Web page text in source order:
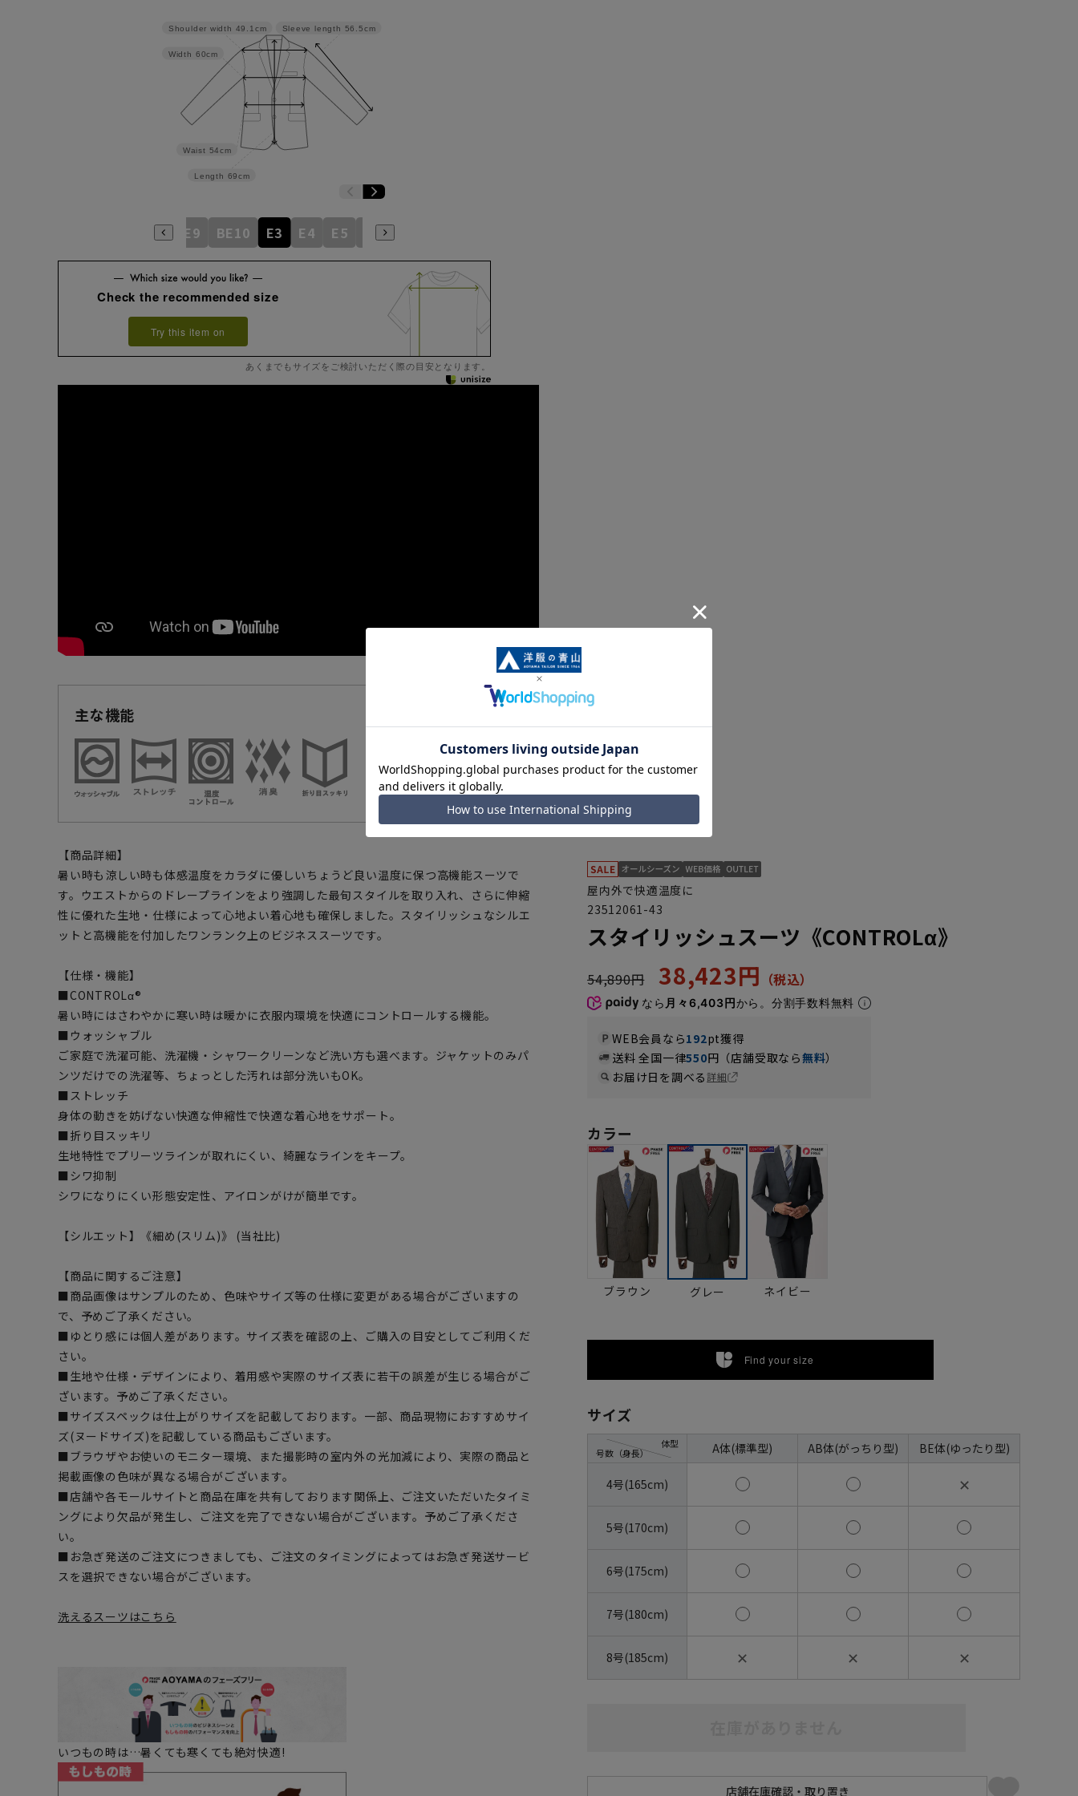
Sleeve length 56.5cm
Length 69cm
Waist 54cm
Width 60cm
Shoulder width 49.1cm
BE8 BE9 BE10 E3 E4 E5 E6
Check the recommended size
Try this item on
あくまでもサイズをご検討いただく際の目安となります。
主な機能
【商品詳細】
暑い時も涼しい時も体感温度をカラダに優しいちょうど良い温度に保つ高機能スーツで
す。ウエストからのドレープラインをより強調した最旬スタイルを取り入れ、さらに伸縮
性に優れた生地・仕様によって心地よい着心地も確保しました。スタイリッシュなシルエ
ットと高機能を付加したワンランク上のビジネススーツです。
【仕様・機能】
■CONTROLα®
暑い時にはさわやかに寒い時は暖かに衣服内環境を快適にコントロールする機能。
■ウォッシャブル
ご家庭で洗濯可能、洗濯機・シャワークリーンなど洗い方も選べます。ジャケットのみパ
ンツだけでの洗濯等、ちょっとした汚れは部分洗いもOK。
■ストレッチ
身体の動きを妨げない快適な伸縮性で快適な着心地をサポート。
■折り目スッキリ
生地特性でプリーツラインが取れにくい、綺麗なラインをキープ。
■シワ抑制
シワになりにくい形態安定性、アイロンがけが簡単です。
【シルエット】《細め(スリム)》 (当社比)
【商品に関するご注意】
■商品画像はサンプルのため、色味やサイズ等の仕様に変更がある場合がございますの
で、予めご了承ください。
■ゆとり感には個人差があります。サイズ表を確認の上、ご購入の目安としてご利用くだ
さい。
■生地や仕様・デザインにより、着用感や実際のサイズ表に若干の誤差が生じる場合がご
ざいます。予めご了承ください。
■サイズスペックは仕上がりサイズを記載しております。一部、商品現物におすすめサイ
ズ(ヌードサイズ)を記載している商品もございます。
■ブラウザやお使いのモニター環境、また撮影時の室内外の光加減により、実際の商品と
掲載画像の色味が異なる場合がございます。
■店舗や各モールサイトと商品在庫を共有しております関係上、ご注文いただいたタイミ
ングにより欠品が発生し、ご注文を完了できない場合がございます。予めご了承くださ
い。
■お急ぎ発送のご注文につきましても、ご注文のタイミングによってはお急ぎ発送サービ
スを選択できない場合がございます。
洗えるスーツはこちら
いつもの時は…暑くても寒くても絶対快適!
屋内外で快適温度に
23512061-43
スタイリッシュスーツ《CONTROLα》
54,890円 38,423円
なら 月々6,403円から。分割手数料無料
WEB会員なら192pt獲得
送料 全国一律550円（店舗受取なら無料）
お届け日を調べる詳細
カラー
ブラウン グレー ネイビー
Find your size
サイズ
号数（身長）
体型 A体(標準型) AB体(がっちり型) BE体(ゆったり型)
4号(165cm) ✕
5号(170cm)
6号(175cm)
7号(180cm)
8号(185cm) ✕ ✕ ✕